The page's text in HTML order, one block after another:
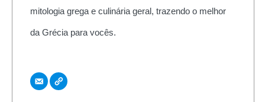
mitologia grega e culinária geral, trazendo o melhor
da Grécia para vocês.